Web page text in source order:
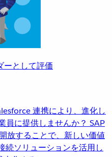
ーとして評価
連携により、進化し
員に提供しませんか？ SAP
放することで、新しい価値
続ソリューションを活用し